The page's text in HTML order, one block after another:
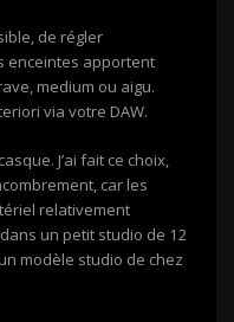
de régler
enceintes apportent
medium ou aigu.
via votre DAW.
J’ai fait ce choix,
car les
relativement
un petit studio de 12
modèle studio de chez